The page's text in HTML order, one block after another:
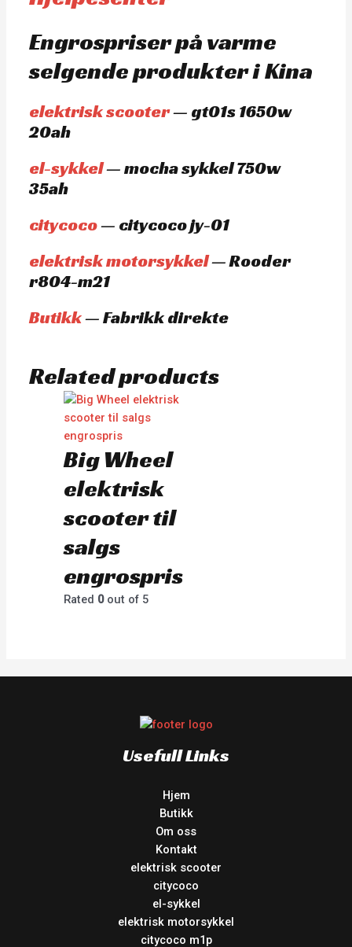
Engrospriser på varme
selgende produkter i Kina
elektrisk scooter— gt01s 1650w
20ah
el-sykkel— mocha sykkel 750w
35ah
citycoco— citycoco jy-01
elektrisk motorsykkel— Rooder
r804-m21
Butikk— Fabrikk direkte
Related products
Big Wheel
elektrisk
scooter til
salgs
engrospris
Rated 0out of 5
Usefull Links
Hjem
Butikk
Om oss
Kontakt
elektrisk scooter
citycoco
el-sykkel
elektrisk motorsykkel
citycoco m1p